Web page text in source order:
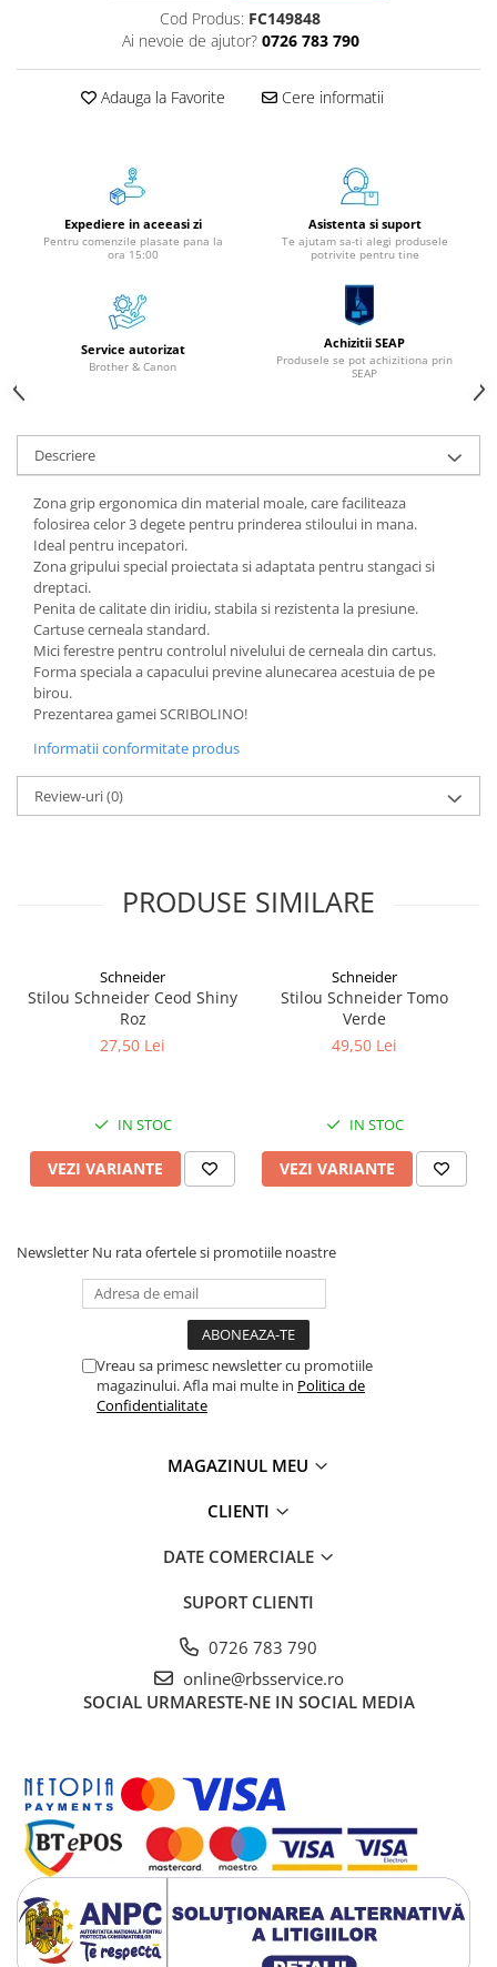
Cititoare coduri de bare
Accesorii pentru birou
Tuș Ștampile / Tușiere / Indigo
Benzi Adezive / Dispensere
Coșuri de Birou
Suporturi Documente
Ace / Pioneze
Agrafe / Clipsuri
Capsatoare / Decapsatoare
Capse
Foarfece
Perforatoare
Hârtie / Produse din hârtie
Agende
Bloc Notes
Carton Color
Cuburi din Hârtie / Notițe Adezive
Etichete Autocolante
Hârtie
Hârtie Color
Hârtie Foto
Registre / Repertoare
Instrumente de scris
Creioane Grafice
Markere / Textmarkere
Rezerve Pixuri / Cerneală
Corectoare
Creioane Mecanice / Mine
Organizare și Arhivare
Bibliorafturi
Sfoară
Mape
Rechizite Școlare
Ghiozdane / Genți
Penare
Instrumente de Scris și Desen
Accesorii pentru Pictură
Cod Produs: FC149848
Ai nevoie de ajutor? 0726 783 790
Adauga la Favorite Cere informatii
Expediere in aceeasi zi
Pentru comenzile plasate pana la
ora 15:00
Asistenta si suport
Te ajutam sa-ti alegi produsele
potrivite pentru tine
Service autorizat
Brother & Canon
Achizitii SEAP
Produsele se pot achizitiona prin
SEAP
Descriere
Zona grip ergonomica din material moale, care faciliteaza
folosirea celor 3 degete pentru prinderea stiloului in mana.
Ideal pentru incepatori.
Zona gripului special proiectata si adaptata pentru stangaci si
dreptaci.
Penita de calitate din iridiu, stabila si rezistenta la presiune.
Cartuse cerneala standard.
Mici ferestre pentru controlul nivelului de cerneala din cartus.
Forma speciala a capacului previne alunecarea acestuia de pe
birou.
Prezentarea gamei SCRIBOLINO!
Informatii conformitate produs
Review-uri(0)
PRODUSE SIMILARE
Schneider
Stilou Schneider Ceod Shiny
Roz
27,50 Lei
IN STOC
VEZI VARIANTE
Schneider
Stilou Schneider Tomo
Verde
49,50 Lei
IN STOC
VEZI VARIANTE
Newsletter Nu rata ofertele si promotiile noastre
Vreau sa primesc newsletter cu promotiile
magazinului. Afla mai multe in Politica de
Confidentialitate
MAGAZINUL MEU
CLIENTI
DATE COMERCIALE
SUPORT CLIENTI
0726 783 790
online@rbsservice.ro
SOCIAL URMARESTE-NE IN SOCIAL MEDIA